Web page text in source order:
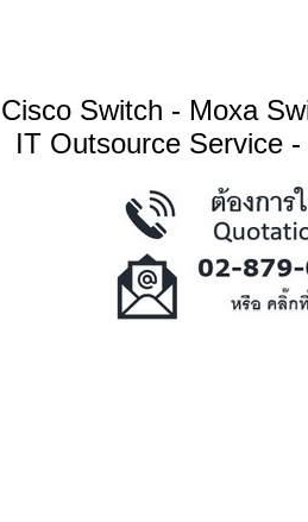
Switch - Moxa
IT Outsource Service